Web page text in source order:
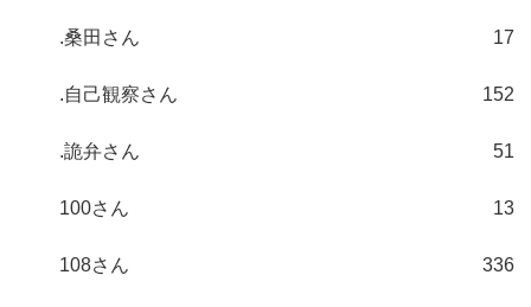
.桑田さん 17
.自己観察さん 152
.詭弁さん 51
100さん 13
108さん 336